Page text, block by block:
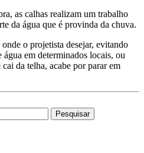
as calhas realizam um trabalho
da água que é provinda da chuva.
o projetista desejar, evitando
em determinados locais, ou
da telha, acabe por parar em